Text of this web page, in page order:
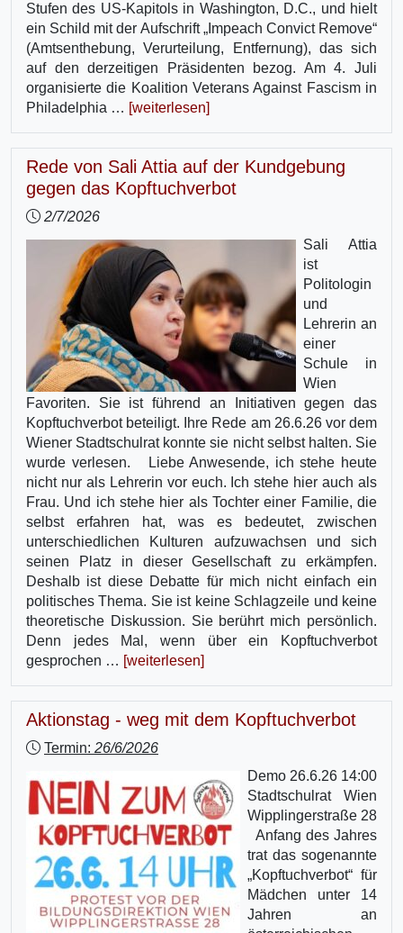
Stufen des US-Kapitols in Washington, D.C., und hielt
ein Schild mit der Aufschrift „Impeach Convict Remove“
(Amtsenthebung, Verurteilung, Entfernung), das sich
auf den derzeitigen Präsidenten bezog. Am 4. Juli
organisierte die Koalition Veterans Against Fascism in
Philadelphia … [weiterlesen]
Rede von Sali Attia auf der Kundgebung
gegen das Kopftuchverbot
2/7/2026
Sali Attia
ist
Politologin
und
Lehrerin an
einer
Schule in
Wien
Favoriten. Sie ist führend an Initiativen gegen das
Kopftuchverbot beteiligt. Ihre Rede am 26.6.26 vor dem
Wiener Stadtschulrat konnte sie nicht selbst halten. Sie
wurde verlesen. Liebe Anwesende, ich stehe heute
nicht nur als Lehrerin vor euch. Ich stehe hier auch als
Frau. Und ich stehe hier als Tochter einer Familie, die
selbst erfahren hat, was es bedeutet, zwischen
unterschiedlichen Kulturen aufzuwachsen und sich
seinen Platz in dieser Gesellschaft zu erkämpfen.
Deshalb ist diese Debatte für mich nicht einfach ein
politisches Thema. Sie ist keine Schlagzeile und keine
theoretische Diskussion. Sie berührt mich persönlich.
Denn jedes Mal, wenn über ein Kopftuchverbot
gesprochen … [weiterlesen]
Aktionstag - weg mit dem Kopftuchverbot
Termin: 26/6/2026
Demo 26.6.26 14:00
Stadtschulrat Wien
Wipplingerstraße 28
Anfang des Jahres
trat das sogenannte
„Kopftuchverbot“ für
Mädchen unter 14
Jahren an